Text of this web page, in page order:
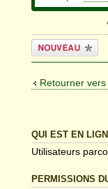
Écrire un
nouveau sujet
Retourner
QUI EST EN
Utilisateurs
PERMISSIONS